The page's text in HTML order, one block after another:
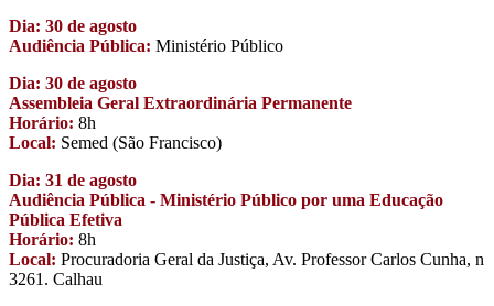
Dia: 30 de agosto
Audiência Pública: Ministério Público
Dia: 30 de agosto
Assembleia Geral Extraordinária Permanente
Horário: 8h
Local: Semed (São Francisco)
Dia: 31 de agosto
Audiência Pública - Ministério Público por uma Educação
Pública Efetiva
Horário: 8h
Local: Procuradoria Geral da Justiça, Av. Professor Carlos Cunha, n
3261. Calhau